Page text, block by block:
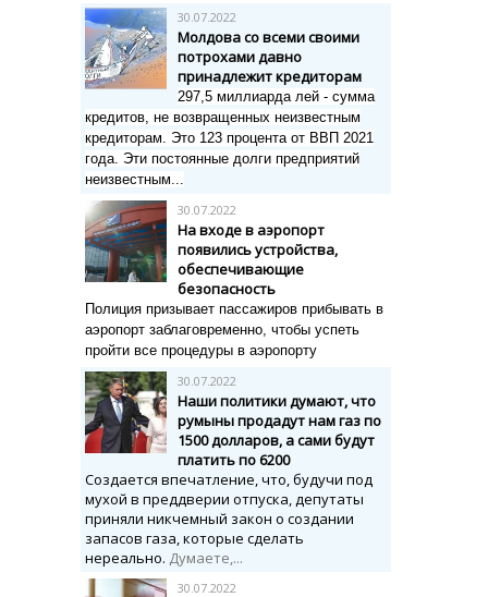
30.07.2022
Молдова со всеми своими
потрохами давно
принадлежит кредиторам
297,5 миллиарда лей - сумма
кредитов, не возвращенных неизвестным
кредиторам. Это 123 процента от ВВП 2021
года. Эти постоянные долги предприятий
неизвестным...
30.07.2022
На входе в аэропорт
появились устройства,
обеспечивающие
безопасность
Полиция призывает пассажиров прибывать в
аэропорт заблаговременно, чтобы успеть
пройти все процедуры в аэропорту
30.07.2022
Наши политики думают, что
румыны продадут нам газ по
1500 долларов, а сами будут
платить по 6200
Создается впечатление, что, будучи под
мухой в преддверии отпуска, депутаты
приняли никчемный закон о создании
запасов газа, которые сделать
нереально. Думаете,...
30.07.2022